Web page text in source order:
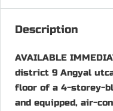
Description
AVAILABLE
district 9 Angyal
floor of a 4-storey-
and equipped, air-